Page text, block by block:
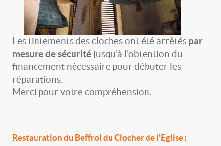
Les tintements des cloches ont été arrêtés par
mesure de sécurité jusqu'à l'obtention du
financement nécessaire pour débuter les
réparations.
Merci pour votre compréhension.
Restauration du Beffroi du Clocher de l'Eglise :